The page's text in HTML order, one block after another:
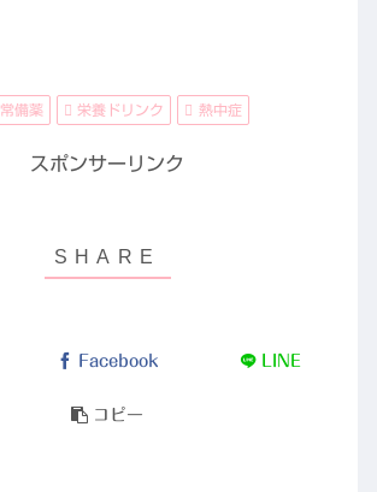
常備薬 栄養ドリンク 熱中症
スポンサーリンク
Facebook LINE
コピー